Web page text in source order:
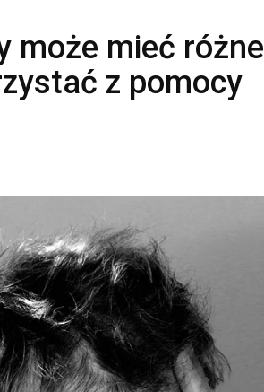
może mieć różne
z pomocy